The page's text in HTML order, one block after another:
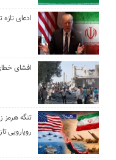
ادعای تازه
افشای
تنگه هرمز
رویارویی